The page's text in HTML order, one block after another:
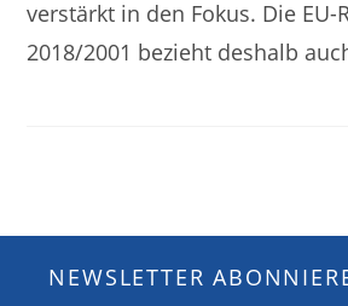
verstärkt in den Fokus. Die EU-
2018/2001 bezieht deshalb
NEWSLETTER